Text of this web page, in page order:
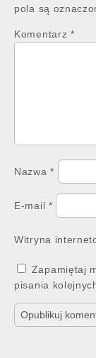
pola są
Komentarz *
Nazwa*
E-mail *
Witryna
Zapamiętaj
pisania